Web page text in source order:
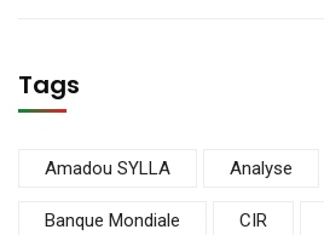
Tags
Amadou SYLLA Analyse
Banque Mondiale CIR